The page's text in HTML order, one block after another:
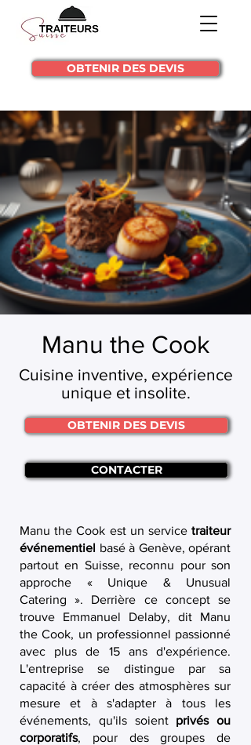
OBTENIR DES DEVIS
Manu the Cook
Cuisine inventive, expérience
unique et insolite.
OBTENIR DES DEVIS
CONTACTER
Manu the Cook est un service traiteur
événementiel basé à Genève, opérant
partout en Suisse, reconnu pour son
approche « Unique & Unusual
Catering ». Derrière ce concept se
trouve Emmanuel Delaby, dit Manu
the Cook, un professionnel passionné
avec plus de 15 ans d'expérience.
L'entreprise se distingue par sa
capacité à créer des atmosphères sur
mesure et à s'adapter à tous les
événements, qu'ils soient privés ou
corporatifs, pour des groupes de